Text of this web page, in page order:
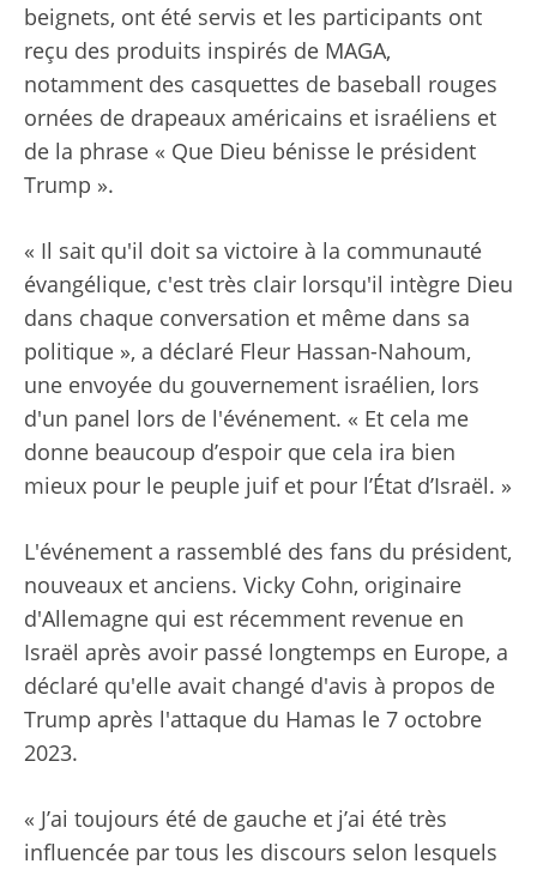
beignets, ont été servis et les participants ont
reçu des produits inspirés de MAGA,
notamment des casquettes de baseball rouges
ornées de drapeaux américains et israéliens et
de la phrase « Que Dieu bénisse le président
Trump ».
« Il sait qu'il doit sa victoire à la communauté
évangélique, c'est très clair lorsqu'il intègre Dieu
dans chaque conversation et même dans sa
politique », a déclaré Fleur Hassan-Nahoum,
une envoyée du gouvernement israélien, lors
d'un panel lors de l'événement. « Et cela me
donne beaucoup d’espoir que cela ira bien
mieux pour le peuple juif et pour l’État d’Israël. »
L'événement a rassemblé des fans du président,
nouveaux et anciens. Vicky Cohn, originaire
d'Allemagne qui est récemment revenue en
Israël après avoir passé longtemps en Europe, a
déclaré qu'elle avait changé d'avis à propos de
Trump après l'attaque du Hamas le 7 octobre
2023.
« J’ai toujours été de gauche et j’ai été très
influencée par tous les discours selon lesquels